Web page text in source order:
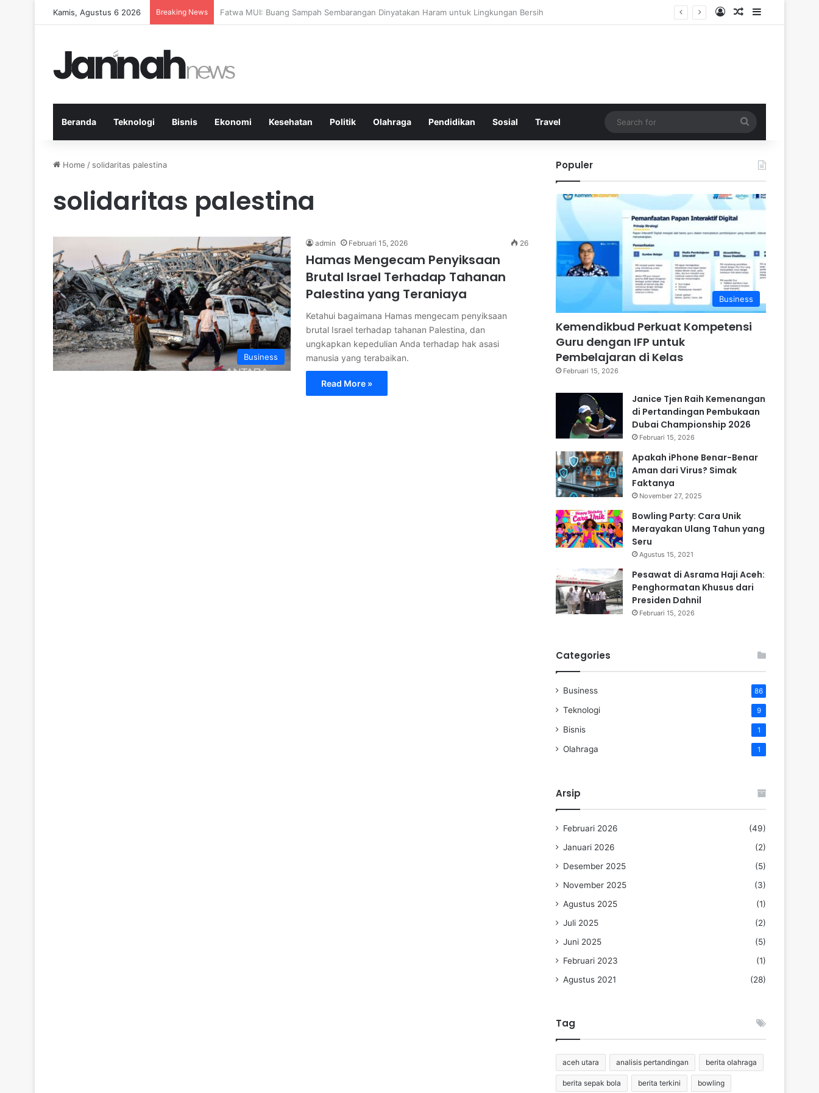
Kamis, Agustus 6 2026 Breaking News Pep Guardiola Bergembira Memiliki John Stones Kembali di Timnya Log InRandom Article
Sidebar
Beranda Teknologi Bisnis Ekonomi Kesehatan Politik Olahraga Pendidikan Sosial Travel
for
Home / solidaritas palestina
solidaritas palestina
Business
admin Februari 15, 2026 26
Hamas Mengecam Penyiksaan
Brutal Israel Terhadap Tahanan
Palestina yang Teraniaya
Ketahui bagaimana Hamas mengecam penyiksaan
brutal Israel terhadap tahanan Palestina, dan
ungkapkan kepedulian Anda terhadap hak asasi
manusia yang terabaikan.
Read More »
Populer
Business
Kemendikbud Perkuat Kompetensi
Guru dengan IFP untuk
Pembelajaran di Kelas
Februari 15, 2026
Janice Tjen Raih Kemenangan
di Pertandingan Pembukaan
Dubai Championship 2026
Februari 15, 2026
Apakah iPhone Benar-Benar
Aman dari Virus? Simak
Faktanya
November 27, 2025
Bowling Party: Cara Unik
Merayakan Ulang Tahun yang
Seru
Agustus 15, 2021
Pesawat di Asrama Haji Aceh:
Penghormatan Khusus dari
Presiden Dahnil
Februari 15, 2026
Categories
Business 86
Teknologi 9
Bisnis 1
Olahraga 1
Arsip
Februari 2026
(49)
Januari 2026
(2)
Desember 2025
(5)
November 2025
(3)
Agustus 2025
(1)
Juli 2025
(2)
Juni 2025
(5)
Februari 2023
(1)
Agustus 2021
(28)
Tag
aceh utara analisis pertandingan berita olahraga
berita sepak bola berita terkini bowling